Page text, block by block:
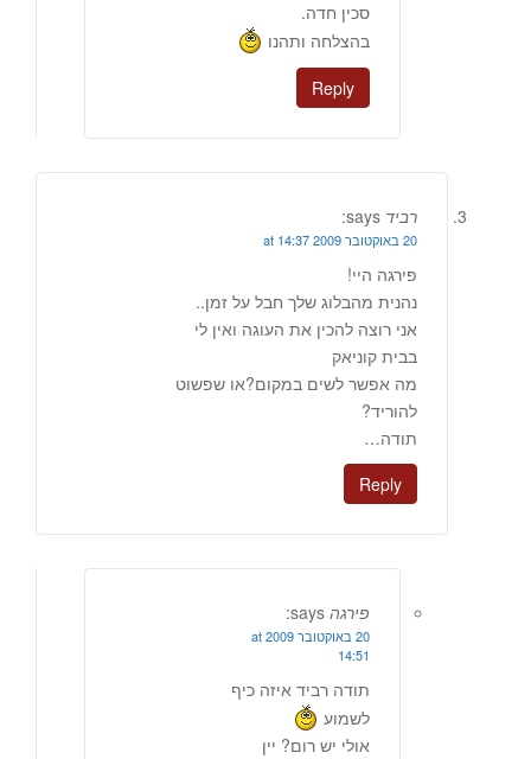
סכין חדה.
בהצלחה ותהנו
Reply
רביד says:
20 באוקטובר 2009 at 14:37
פירגה היי!
נהנית מהבלוג שלך חבל על זמן..
אני רוצה להכין את העוגה ואין לי
בבית קוניאק
מה אפשר לשים במקום?או שפשוט
להוריד?
תודה…
Reply
פירגה says:
20 באוקטובר 2009 at
14:51
תודה רביד איזה כיף
לשמוע
אולי יש רום? יין